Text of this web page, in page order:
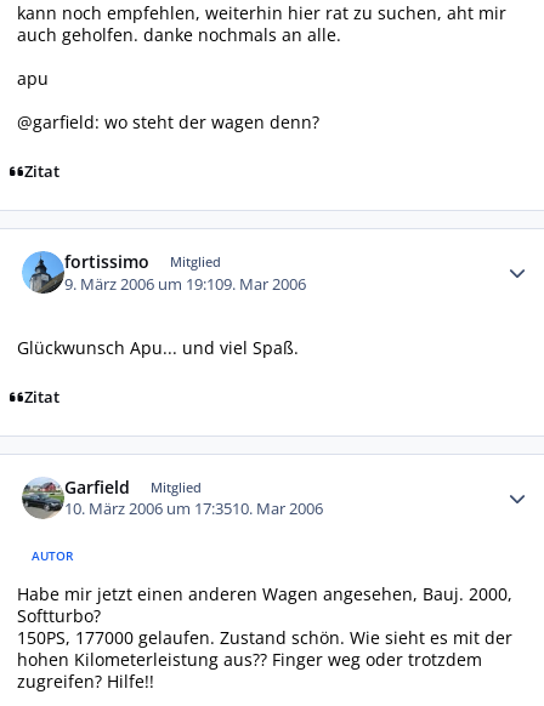
kann noch empfehlen, weiterhin hier rat zu suchen, aht mir
auch geholfen. danke nochmals an alle.
apu
@garfield: wo steht der wagen denn?
Zitat
fortissimo Mitglied
9. März 2006 um 19:109. Mar 2006
Glückwunsch Apu... und viel Spaß.
Zitat
Garfield Mitglied
10. März 2006 um 17:3510. Mar 2006
AUTOR
Habe mir jetzt einen anderen Wagen angesehen, Bauj. 2000,
Softturbo?
150PS, 177000 gelaufen. Zustand schön. Wie sieht es mit der
hohen Kilometerleistung aus?? Finger weg oder trotzdem
zugreifen? Hilfe!!